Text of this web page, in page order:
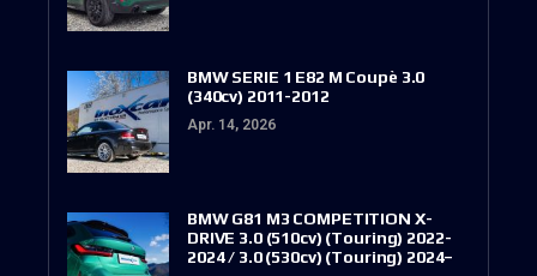
BMW SERIE 1 E82 M Coupè 3.0
(340cv) 2011-2012
Apr. 14, 2026
BMW G81 M3 COMPETITION X-
DRIVE 3.0 (510cv) (Touring) 2022-
2024 / 3.0 (530cv) (Touring) 2024–